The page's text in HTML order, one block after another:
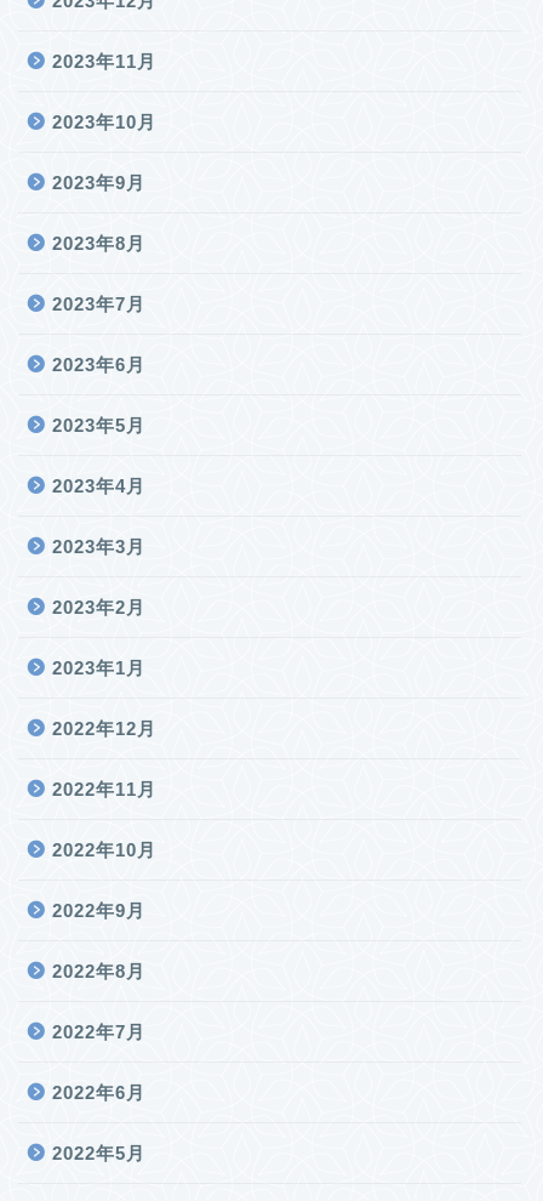
2023年11月
2023年10月
2023年9月
2023年8月
2023年7月
2023年6月
2023年5月
2023年4月
2023年3月
2023年2月
2023年1月
2022年12月
2022年11月
2022年10月
2022年9月
2022年8月
2022年7月
2022年6月
2022年5月